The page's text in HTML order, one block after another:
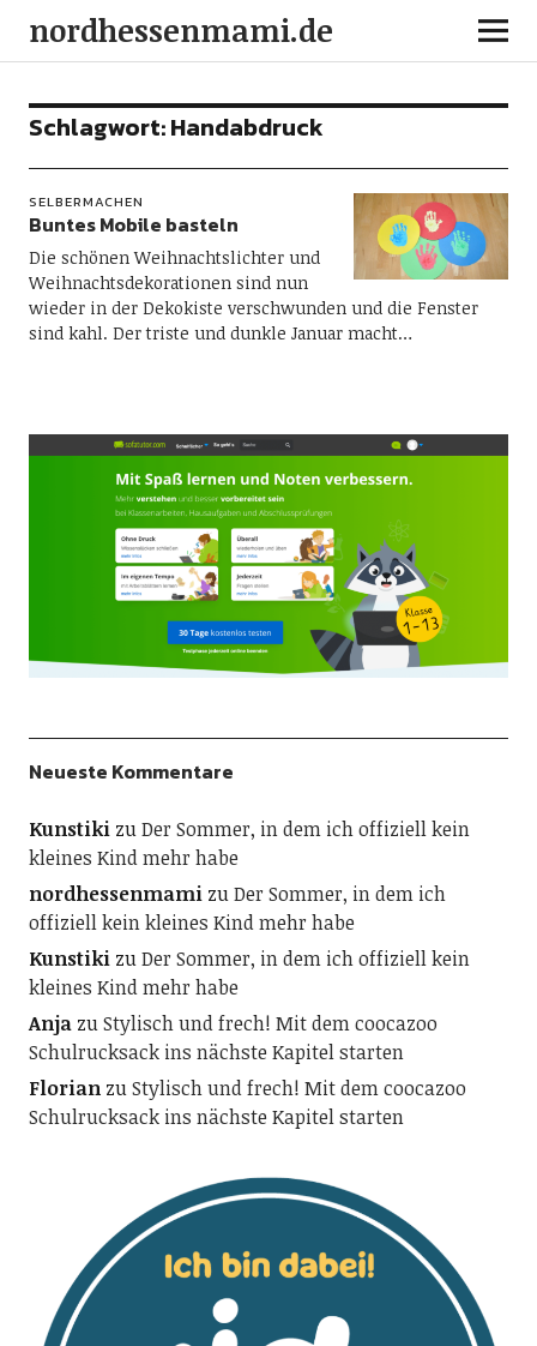
nordhessenmami.de
Schlagwort:Handabdruck
SELBERMACHEN
Buntes Mobile basteln
Die schönen Weihnachtslichter und
Weihnachtsdekorationen sind nun
wieder in der Dekokiste verschwunden und die Fenster
sind kahl. Der triste und dunkle Januar macht…
Neueste Kommentare
KunstikizuDer Sommer, in dem ich offiziell kein
kleines Kind mehr habe
nordhessenmamizuDer Sommer, in dem ich
offiziell kein kleines Kind mehr habe
KunstikizuDer Sommer, in dem ich offiziell kein
kleines Kind mehr habe
AnjazuStylisch und frech! Mit dem coocazoo
Schulrucksack ins nächste Kapitel starten
FlorianzuStylisch und frech! Mit dem coocazoo
Schulrucksack ins nächste Kapitel starten